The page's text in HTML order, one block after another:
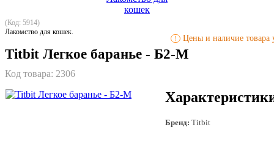
(Код: 5914)
Лакомство для кошек.
! Цены и наличие товара
Titbit Легкое баранье - Б2-М
Код товара: 2306
Бренд: Titbit